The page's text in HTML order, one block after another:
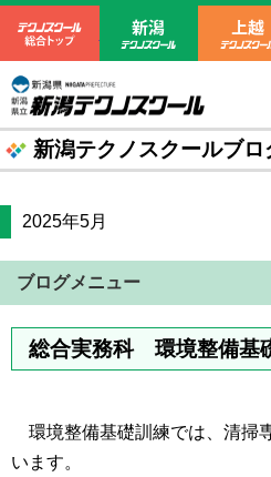
テクノスクール総合
新潟テ
新潟県
新潟テクノスクールブロ
2025年5月
ブログメニュー
総合実務科 環境整備基
環境整備基礎訓練では、清掃
います。